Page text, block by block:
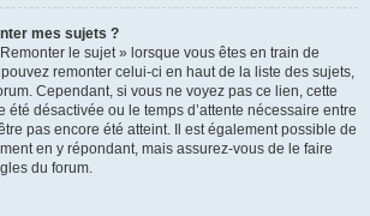
mes sujets ?
le sujet » lorsque vous êtes en train de
remonter celui-ci en haut de la liste des sujets,
Cependant, si vous ne voyez pas ce lien, cette
été désactivée ou le temps d’attente nécessaire entre
pas encore été atteint. Il est également possible de
en y répondant, mais assurez-vous de le faire
du forum.